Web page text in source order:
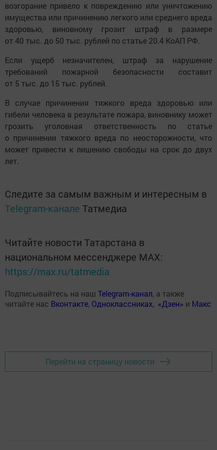
возгорание привело к повреждению или уничтожению
имущества или причинению легкого или среднего вреда
здоровью, виновному грозит штраф в размере
от 40 тыс. до 50 тыс. рублей по статье 20.4 КоАП РФ.
Если ущерб незначителен, штраф за нарушение
требований пожарной безопасности составит
от 5 тыс. до 15 тыс. рублей.
В случае причинения тяжкого вреда здоровью или
гибели человека в результате пожара, виновнику может
грозить уголовная ответственность по статье
о причинении тяжкого вреда по неосторожности, что
может привести к лишению свободы на срок до двух
лет.
Следите за самым важным и интересным в
Telegram-канале Татмедиа
Читайте новости Татарстана в
национальном мессенджере MАХ:
https://max.ru/tatmedia
Подписывайтесь на наш Telegram-канал, а также
читайте нас Вконтакте, Одноклассниках, «Дзен» и Макс
Перейти на страницу новости